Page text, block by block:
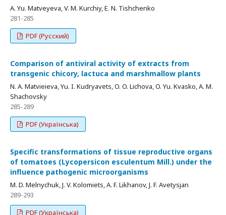
A. Yu. Matveyeva, V. M. Kurchiy, E. N. Tishchenko
281-285
PDF (Русский)
Comparison of antiviral activity of extracts from
transgenic chicory, lactuca and marshmallow plants
N. A. Matvieieva, Yu. I. Kudryavets, O. O. Lichova, O. Yu. Kvasko, A. M.
Shachovsky
285-289
PDF (Українська)
Specific transformations of tissue reproductive organs
of tomatoes (Lycopersicon esculentum Mill.) under the
influence pathogenic microorganisms
M. D. Melnychuk, J. V. Kolomiets, A. F. Likhanov, J. F. Avetysjan
289-293
PDF (Українська)